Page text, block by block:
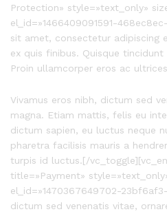
Protection» style=»text_only»
el_id=»1466409091591-
sit amet, consectetur adipiscing
ex quis finibus. Quisque
Proin ullamcorper eros ac
Vivamus eros nibh, dictum sed
magna. Etiam mattis, felis eu
dictum sapien, eu luctus neque
pharetra facilisis mauris a
turpis id luctus.[/
title=»Payment»
el_id=»1470367649702-
dictum sed venenatis vitae,